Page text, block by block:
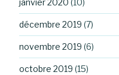
janvier 2020 (10)
décembre 2019 (7)
novembre 2019 (6)
octobre 2019 (15)